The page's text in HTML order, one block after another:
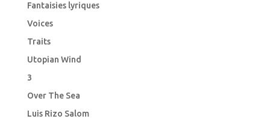
Fantaisies lyriques
Voices
Traits
Utopian Wind
3
Over The Sea
Luis Rizo Salom